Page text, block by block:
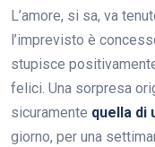
L’amore, si sa, va
l’imprevisto è
stupisce
felici. Una sorpresa
sicuramente quella di
giorno, per una